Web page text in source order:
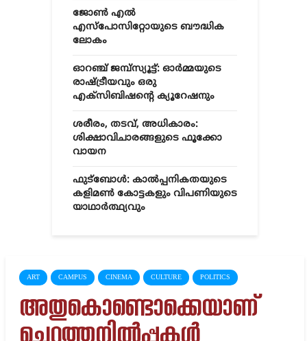
ജോൺ എൽ
എസ്‌പോസിറ്റോയുടെ ബൗദ്ധിക
ലോകം
ഓറഞ്ച് ജമ്പ്സ്യൂട്ട്: ഓർമ്മയുടെ
രാഷ്ട്രീയവും ഒരു
എക്സിബിഷന്റെ ക്യൂറേഷനും
ശരീരം, തടവ്, അധികാരം:
ശിക്ഷാവിചാരങ്ങളുടെ ഫൂക്കോ
വായന
ഫുട്ബോൾ: കാൽപ്പനികതയുടെ
കളിമൺ കോട്ടകളും വിപണിയുടെ
യാഥാർത്ഥ്യവും
ART CAMPUS CINEMA CULTURE POLITICS
അതുകൊണ്ടൊക്കെയാണ്